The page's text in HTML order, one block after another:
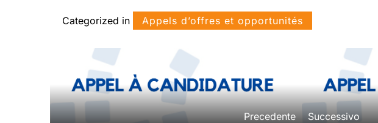
Categorized in Appels d’offres et opportunités
Precedente
Successivo